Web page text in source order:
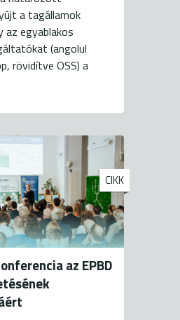
a tagállamok
az egyablakos
(angolul
rövidítve OSS) a
CIKK
az EPBD